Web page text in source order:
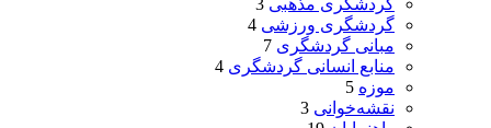
گردشگری مذهبی 3
گردشگری ورزشی 4
مبانی گردشگری 7
منابع انسانی گردشگری 4
موزه 5
نقشه‌خوانی 3